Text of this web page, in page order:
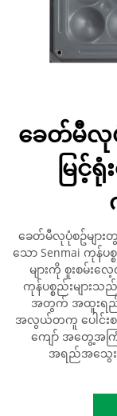
ခေတ်မီလု
မြင့်
ခေတ်မီလုပုံစဥ်မျာ
သော Senmai ကုန်ပစ္
များကို စူးစမ်
ကုန်ပစ္စည်းများသည်
အတွက် အထူးရည်
အလွယ်တကူ ပေါင်းစ
ကျော် အတွေ့အ
အရည်အသွေး